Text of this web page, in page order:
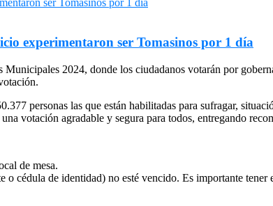
experimentaron ser Tomasinos por 1 día
2024, donde los ciudadanos votarán por
personas las que están habilitadas para sufragar,
votación agradable y segura para todos, entregando
de mesa.
cédula de identidad) no esté vencido. Es importante